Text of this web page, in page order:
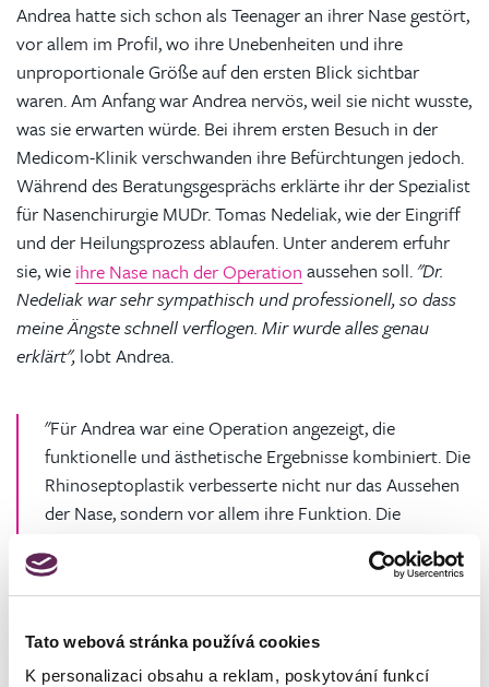
Tato webová stránka používá cookies
K personalizaci obsahu a reklam, poskytování funkcí
Andrea hatte sich schon als Teenager an ihrer Nase gestört,
vor allem im Profil, wo ihre Unebenheiten und ihre
unproportionale Größe auf den ersten Blick sichtbar
waren. Am Anfang war Andrea nervös, weil sie nicht wusste,
was sie erwarten würde. Bei ihrem ersten Besuch in der
Medicom-Klinik verschwanden ihre Befürchtungen jedoch.
Während des Beratungsgesprächs erklärte ihr der Spezialist
für Nasenchirurgie MUDr. Tomas Nedeliak, wie der Eingriff
und der Heilungsprozess ablaufen. Unter anderem erfuhr
sie, wie ihre Nase nach der Operation aussehen soll."Dr.
Nedeliak war sehr sympathisch und professionell, so dass
meine Ängste schnell verflogen. Mir wurde alles genau
erklärt", lobt Andrea.
"Für Andrea war eine Operation angezeigt, die
funktionelle und ästhetische Ergebnisse kombiniert. Die
Rhinoseptoplastik verbesserte nicht nur das Aussehen
der Nase, sondern vor allem ihre Funktion. Die
Plastischer Chirurg und HNO-Arzt MUDr. Tomáš Nedeliak